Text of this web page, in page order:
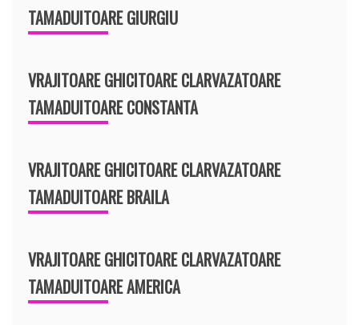
TAMADUITOARE GIURGIU
VRAJITOARE GHICITOARE CLARVAZATOARE
TAMADUITOARE CONSTANTA
VRAJITOARE GHICITOARE CLARVAZATOARE
TAMADUITOARE BRAILA
VRAJITOARE GHICITOARE CLARVAZATOARE
TAMADUITOARE AMERICA